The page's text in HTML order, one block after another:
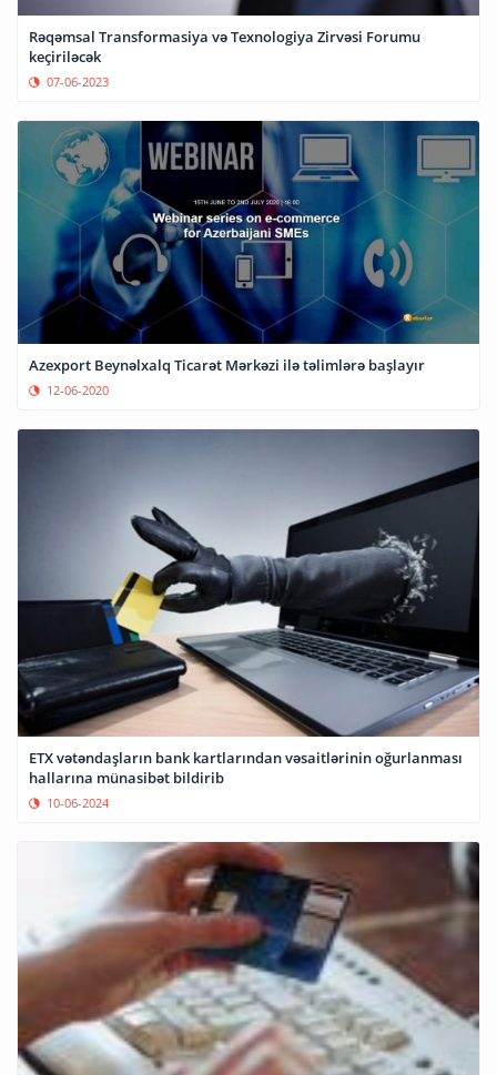
Rəqəmsal Transformasiya və Texnologiya Zirvəsi Forumu
keçiriləcək
07-06-2023
Azexport Beynəlxalq Ticarət Mərkəzi ilə təlimlərə başlayır
12-06-2020
ETX vətəndaşların bank kartlarından vəsaitlərinin oğurlanması
hallarına münasibət bildirib
10-06-2024